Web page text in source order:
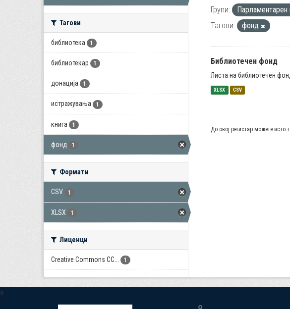
Тагови
библиотека 1
библиотекар 1
донација 1
истражувања 1
книга 1
фонд 1
Формати
CSV 1
XLSX 1
Лиценци
Creative Commons CC... 1
Групи: Парламентарен
Тагови:
фонд
Библиотечен фонд
Листа на библиотечен
XLSX CSV
До овој регистар можете
a